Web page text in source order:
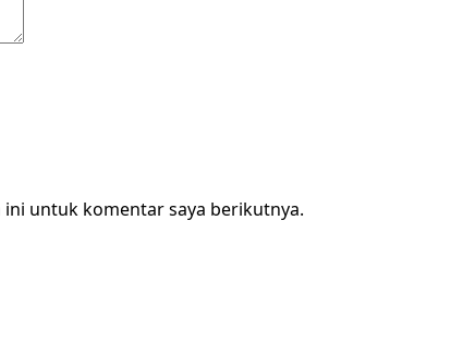
ini untuk komentar saya berikutnya.